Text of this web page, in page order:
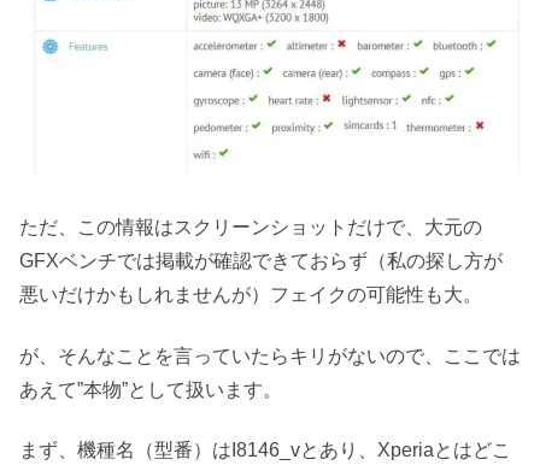
ただ、この情報はスクリーンショットだけで、大元の
GFXベンチでは掲載が確認できておらず（私の探し方が
悪いだけかもしれませんが）フェイクの可能性も大。
が、そんなことを言っていたらキリがないので、ここでは
あえて”本物”として扱います。
まず、機種名（型番）はI8146_vとあり、Xperiaとはどこ